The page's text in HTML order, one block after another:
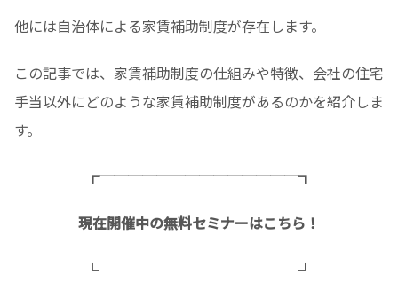
他には自治体による家賃補助制度が存在します。
この記事では、家賃補助制度の仕組みや特徴、会社の住宅
手当以外にどのような家賃補助制度があるのかを紹介しま
す。
┏──────────────┓
現在開催中の無料セミナーはこちら！
┗──────────────┛